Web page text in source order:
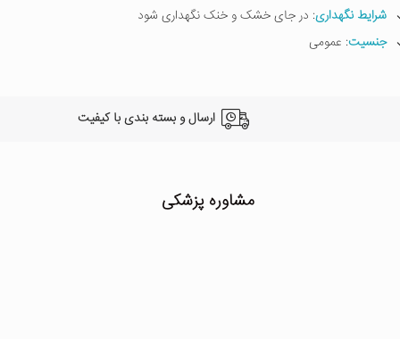
شرایط نگهداری: در جای خشک و خنک نگهداری شود
جنسیت: عمومی
ارسال و بسته بندی با کیفیت
مشاوره پزشکی